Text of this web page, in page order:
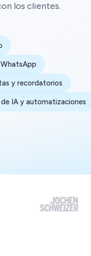
los clientes.
y recordatorios
IA y automatizaciones